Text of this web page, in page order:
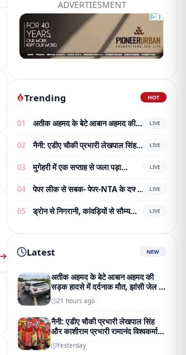
ADVERTIESMENT
Trending HOT
01
अतीक अहमद के बेटे आबान अहमद की
जा रहे थे परिवार से मिलने
LIVE
02
नैनी: एडीए चौकी प्रभारी लेखपाल सिंह
का भव्य नागरिक अभिनंदन;
LIVE
03
मुगेहरी में एक सप्ताह से जला पड़ा
परेशान; शिकायत के बाद भी नहीं बदला
LIVE
04
पेपर लीक से सबक- पेपर-NTA के दफ्तर
टेंडर जारी
LIVE
05
ड्रोन से निगरानी, कांवड़ियों से सौम्य
LIVE
Latest NEW
अतीक अहमद के बेटे आबान अहमद की
सड़क हादसे में दर्दनाक मौत, झांसी जेल जा
रहे थे परिवार से मिलने
21 hours ago
नैनी: एडीए चौकी प्रभारी लेखपाल सिंह
और काशीराम प्रभारी रामानंद विश्वकर्मा
का भव्य नागरिक अभिनंदन;
Yesterday